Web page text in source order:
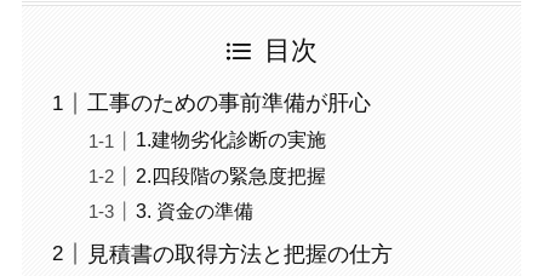
目次
工事のための事前準備が肝心
1.建物劣化診断の実施
2.四段階の緊急度把握
3. 資金の準備
見積書の取得方法と把握の仕方